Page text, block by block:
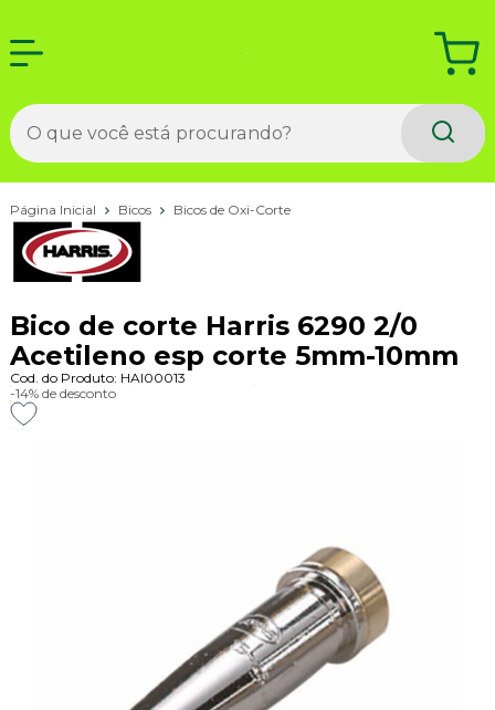
Página Inicial Bicos Bicos de Oxi-Corte
Bico de corte Harris 6290 2/0
Acetileno esp corte 5mm-10mm
Cod. do Produto: HAI00013
-14% de desconto